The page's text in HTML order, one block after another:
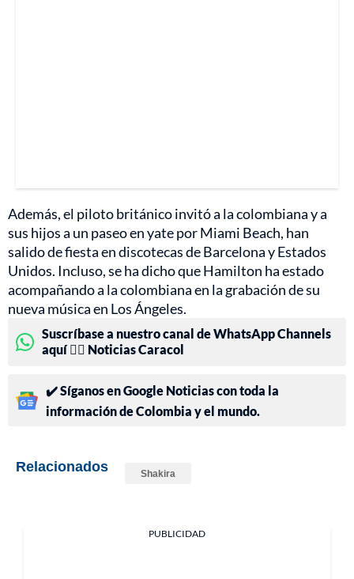
Además, el piloto británico invitó a la colombiana y a
sus hijos a un paseo en yate por Miami Beach, han
salido de fiesta en discotecas de Barcelona y Estados
Unidos. Incluso, se ha dicho que Hamilton ha estado
acompañando a la colombiana en la grabación de su
nueva música en Los Ángeles.
Suscríbase a nuestro canal de WhatsApp Channels
aquí 👉🏻 Noticias Caracol
✔️ Síganos en Google Noticias con toda la
información de Colombia y el mundo.
Relacionados Shakira
PUBLICIDAD